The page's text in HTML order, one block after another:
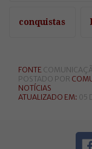
conquistas
FONTE
POSTADO POR
NOTÍCIAS
ATUALIZADO EM: 05